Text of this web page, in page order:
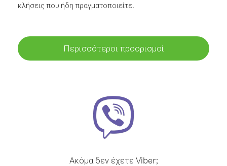
κλήσεις που ήδη πραγματοποιείτε.
Περισσότεροι προορισμοί
Ακόμα δεν έχετε Viber;